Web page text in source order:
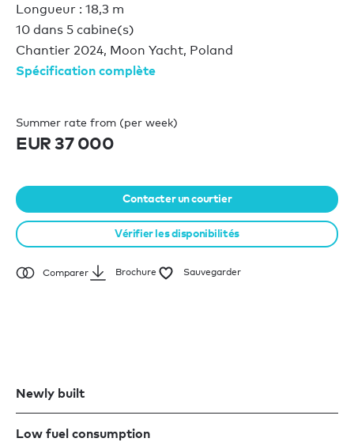
Longueur : 18,3 m
10 dans 5 cabine(s)
Chantier 2024, Moon Yacht, Poland
Spécification complète
Summer rate from (per week)
EUR 37 000
Contacter un courtier
Vérifier les disponibilités
Comparer Brochure Sauvegarder
Newly built
Low fuel consumption